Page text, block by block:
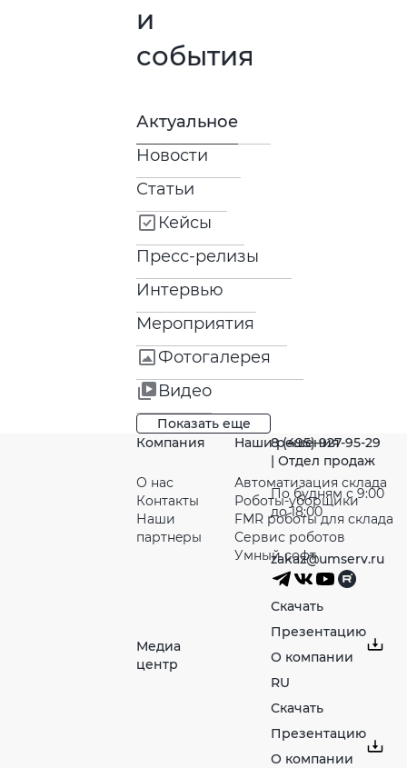
и
события
Актуальное
Новости
Статьи
Кейсы
Пресс-релизы
Интервью
Мероприятия
Фотогалерея
Видео
Показать еще
Компания
О нас
Контакты
Наши
партнeры
Медиа
центр
Наши решения
Автоматизация склада
Роботы-уборщики
FMR роботы для склада
Сервис роботов
Умный софт
8 (495) 927-95-29
| Отдел продаж
По будням с 9:00
до 18:00
zakaz@umserv.ru
Скачать
Презентацию
О компании
RU
Скачать
Презентацию
О компании